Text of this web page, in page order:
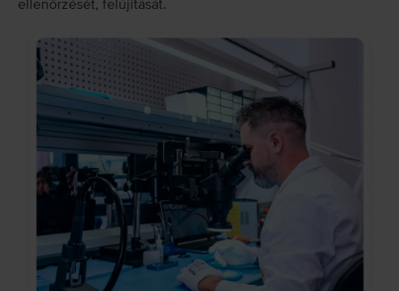
ellenőrzését, felújítását.